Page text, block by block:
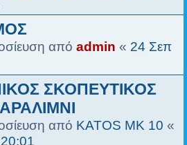
από admin « 24 Σεπ
ΣΚΟΠΕΥΤΙΚΟΣ
από KATOS MK 10 «